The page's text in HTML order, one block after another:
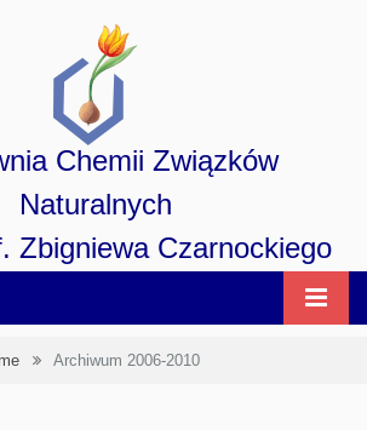
Chemii Związków
Naturalnych
Zbigniewa Czarnockiego
Archiwum 2006-2010